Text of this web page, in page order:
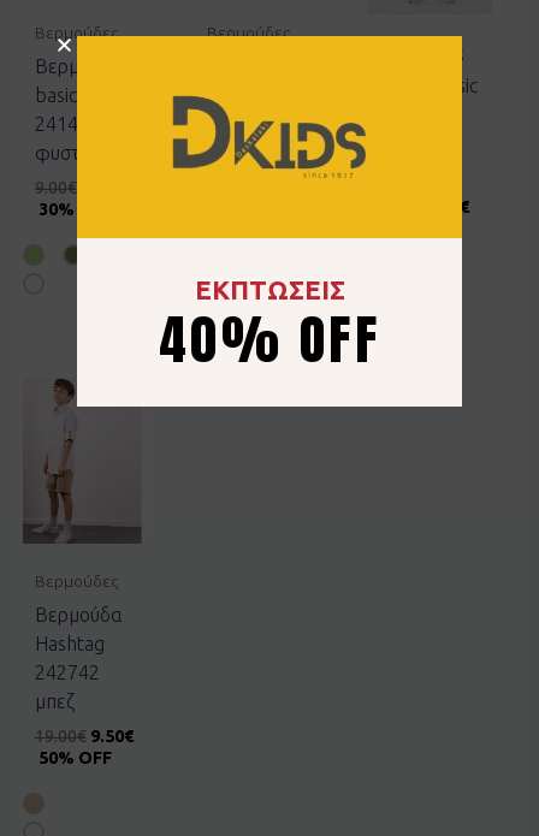
Βερμούδες
Βερμούδα
basic Joyce
2414852
φυστικί
9.00€
30% OFF
Βερμούδες
basic Joyce
2414852
μπλε
Βερμούδες
Σορτς Basic
€
Βερμούδες
Βερμούδα
Hashtag
242742
μπεζ
19.00€ 9.50€
50% OFF
ΕΚΠΤΩΣΕΙΣ
40% OFF